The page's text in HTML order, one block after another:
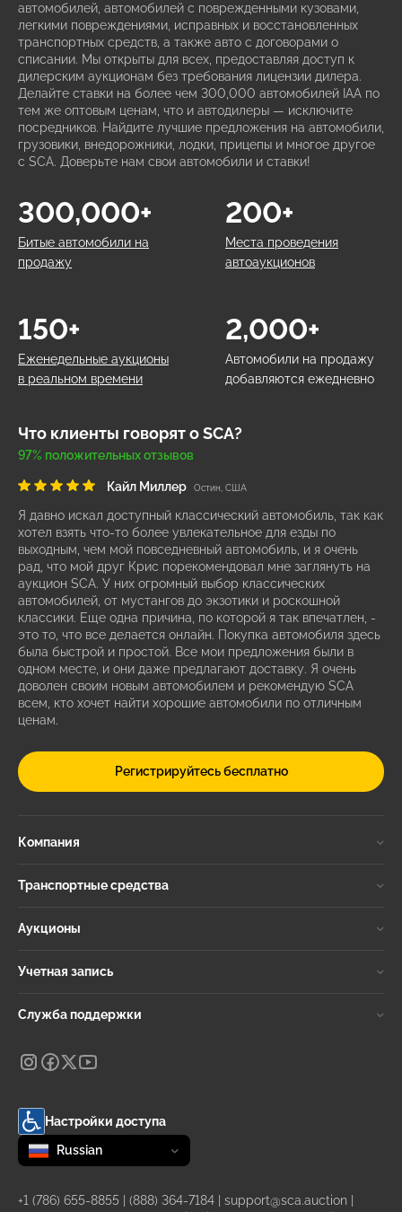
автомобилей, автомобилей с поврежденными кузовами,
легкими повреждениями, исправных и восстановленных
транспортных средств, а также авто с договорами о
списании. Мы открыты для всех, предоставляя доступ к
дилерским аукционам без требования лицензии дилера.
Делайте ставки на более чем 300,000 автомобилей IAA по
тем же оптовым ценам, что и автодилеры — исключите
посредников. Найдите лучшие предложения на автомобили,
грузовики, внедорожники, лодки, прицепы и многое другое
с SCA. Доверьте нам свои автомобили и ставки!
Битые автомобили на
продажу
300,000+
Места проведения
автоаукционов
200+
Еженедельные аукционы
в реальном времени
150+
Автомобили на продажу
добавляются ежедневно
2,000+
Что клиенты говорят о SCA?
97% положительных отзывов
Кайл Миллер Остин, США
Я давно искал доступный классический автомобиль, так как
хотел взять что-то более увлекательное для езды по
выходным, чем мой повседневный автомобиль, и я очень
рад, что мой друг Крис порекомендовал мне заглянуть на
аукцион SCA. У них огромный выбор классических
автомобилей, от мустангов до экзотики и роскошной
классики. Еще одна причина, по которой я так впечатлен, -
это то, что все делается онлайн. Покупка автомобиля здесь
была быстрой и простой. Все мои предложения были в
одном месте, и они даже предлагают доставку. Я очень
доволен своим новым автомобилем и рекомендую SCA
всем, кто хочет найти хорошие автомобили по отличным
ценам.
Регистрируйтесь бесплатно
Компания
Транспортные средства
Аукционы
Учетная запись
Служба поддержки
Настройки доступа
Change language
selected
Russian
+1 (786) 655-8855 (888) 364-7184 support@sca.auction